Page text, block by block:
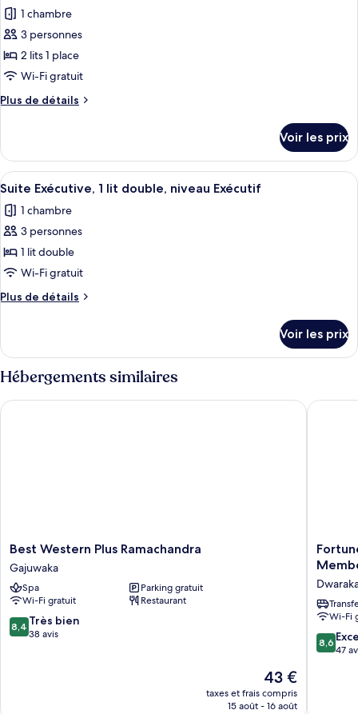
chambre
pour
ce
type
de
chambre :
Chambre
lits
une
place
1 chambre
3 personnes
2 lits 1 place
Wi-Fi gratuit
Plus de détails
Plus
le
type
de
Chambre
Deluxe,
lits
une
Voir les prix
Afficher
toutes
les
photos
pour
ce
type
de
Suite
Exécutive,
1
lit
Une chambre d’hôtel avec un lit, un
6
Suite Exécutive, 1 lit double, niveau Exécutif
1 chambre
3 personnes
1 lit double
Wi-Fi gratuit
Plus de détails
Plus
le
type
de
Suite
Voir les prix
Hébergements similaires
Best
Western
Plus
Ramachandra
Gajuwaka
Best Western Plus Ramachandra
Gajuwaka
Spa
Parking gratuit
Wi-Fi gratuit
Restaurant
8.4
sur
8,4 Très bien
38 avis
Le
nouveau
prix
43 €
taxes et frais compris
15 août - 16 août
Best Western Plus Ramachandra
Fortune
Inn
Kanya,
-
ITC
Wi-Fi
8.6
sur
8,6
47
Fortune